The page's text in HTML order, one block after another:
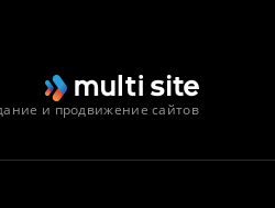
и продвижение сайтов